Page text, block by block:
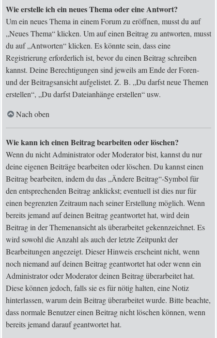
Wie erstelle ich ein neues Thema oder eine Antwort?
Um ein neues Thema in einem Forum zu eröffnen, musst du auf
„Neues Thema“ klicken. Um auf einen Beitrag zu antworten, musst
du auf „Antworten“ klicken. Es könnte sein, dass eine
Registrierung erforderlich ist, bevor du einen Beitrag schreiben
kannst. Deine Berechtigungen sind jeweils am Ende der Foren-
und der Beitragsansicht aufgelistet. Z. B. „Du darfst neue Themen
erstellen“, „Du darfst Dateianhänge erstellen“ usw.
Nach oben
Wie kann ich einen Beitrag bearbeiten oder löschen?
Wenn du nicht Administrator oder Moderator bist, kannst du nur
deine eigenen Beiträge bearbeiten oder löschen. Du kannst einen
Beitrag bearbeiten, indem du das „Ändere Beitrag“-Symbol für
den entsprechenden Beitrag anklickst; eventuell ist dies nur für
einen begrenzten Zeitraum nach seiner Erstellung möglich. Wenn
bereits jemand auf deinen Beitrag geantwortet hat, wird dein
Beitrag in der Themenansicht als überarbeitet gekennzeichnet. Es
wird sowohl die Anzahl als auch der letzte Zeitpunkt der
Bearbeitungen angezeigt. Dieser Hinweis erscheint nicht, wenn
noch niemand auf deinen Beitrag geantwortet hat oder wenn ein
Administrator oder Moderator deinen Beitrag überarbeitet hat.
Diese können jedoch, falls sie es für nötig halten, eine Notiz
hinterlassen, warum dein Beitrag überarbeitet wurde. Bitte beachte,
dass normale Benutzer einen Beitrag nicht löschen können, wenn
bereits jemand darauf geantwortet hat.